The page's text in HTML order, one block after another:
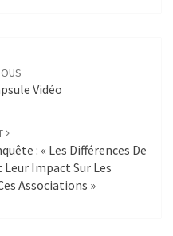
Vidéo
: « Les Différences De
Impact Sur Les
Associations »